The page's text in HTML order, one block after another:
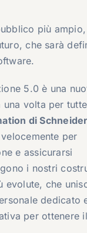
più
che sarà
5.0 è una
volta per
di Schneider
per
e assicurarsi
i nostri
evolute, che
dedicato
per ottenere il